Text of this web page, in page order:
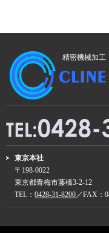
精密機械加工
東京本社
〒198-0022
東京都青梅市藤橋3-2-12
TEL： 0428-31-8200／FAX：